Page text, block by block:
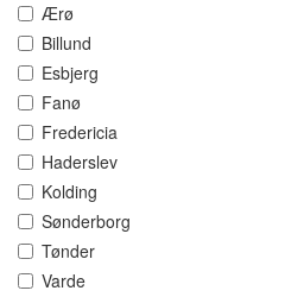
Ærø
Billund
Esbjerg
Fanø
Fredericia
Haderslev
Kolding
Sønderborg
Tønder
Varde